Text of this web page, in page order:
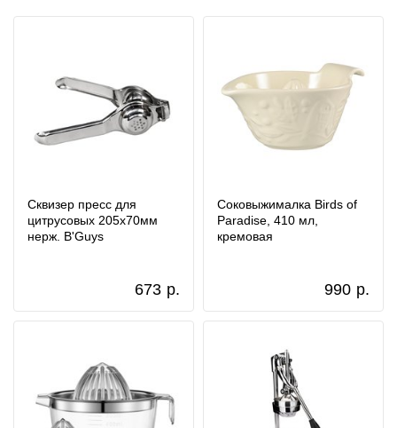
Сквизер пресс для
цитрусовых 205x70мм
нерж. B'Guys
673 р.
Соковыжималка Birds of
Paradise, 410 мл,
кремовая
990 р.